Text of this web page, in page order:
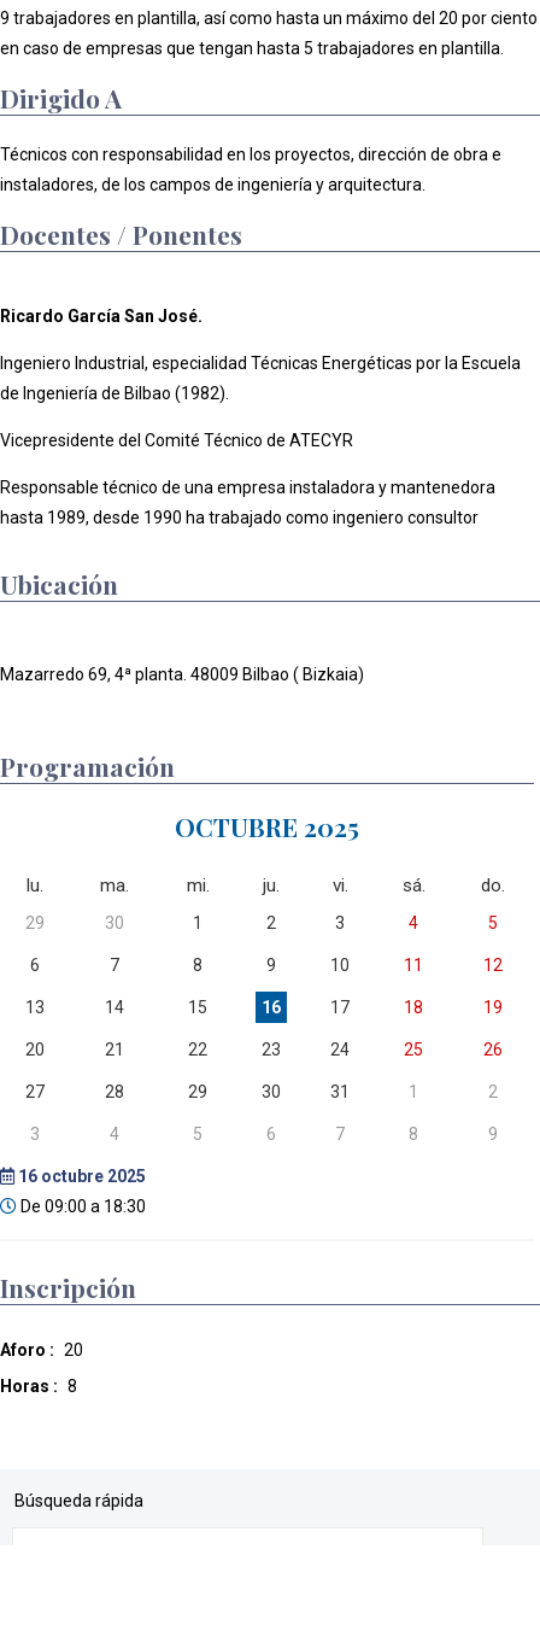
9 trabajadores en plantilla, así como hasta un máximo del 20 por ciento
en caso de empresas que tengan hasta 5 trabajadores en plantilla.
Dirigido A
Técnicos con responsabilidad en los proyectos, dirección de obra e
instaladores, de los campos de ingeniería y arquitectura.
Docentes / Ponentes
Ricardo García San José.
Ingeniero Industrial, especialidad Técnicas Energéticas por la Escuela
de Ingeniería de Bilbao (1982).
Vicepresidente del Comité Técnico de ATECYR
Responsable técnico de una empresa instaladora y mantenedora
hasta 1989, desde 1990 ha trabajado como ingeniero consultor
Ubicación
Mazarredo 69, 4ª planta. 48009 Bilbao ( Bizkaia)
Programación
OCTUBRE 2025
lu. ma. mi. ju. vi. sá. do.
29 30 1 2 3 4 5
6 7 8 9 10 11 12
13 14 15 16 17 18 19
20 21 22 23 24 25 26
27 28 29 30 31 1 2
3 4 5 6 7 8 9
16 octubre 2025
De 09:00 a 18:30
Inscripción
Aforo : 20
Horas : 8
Búsqueda rápida